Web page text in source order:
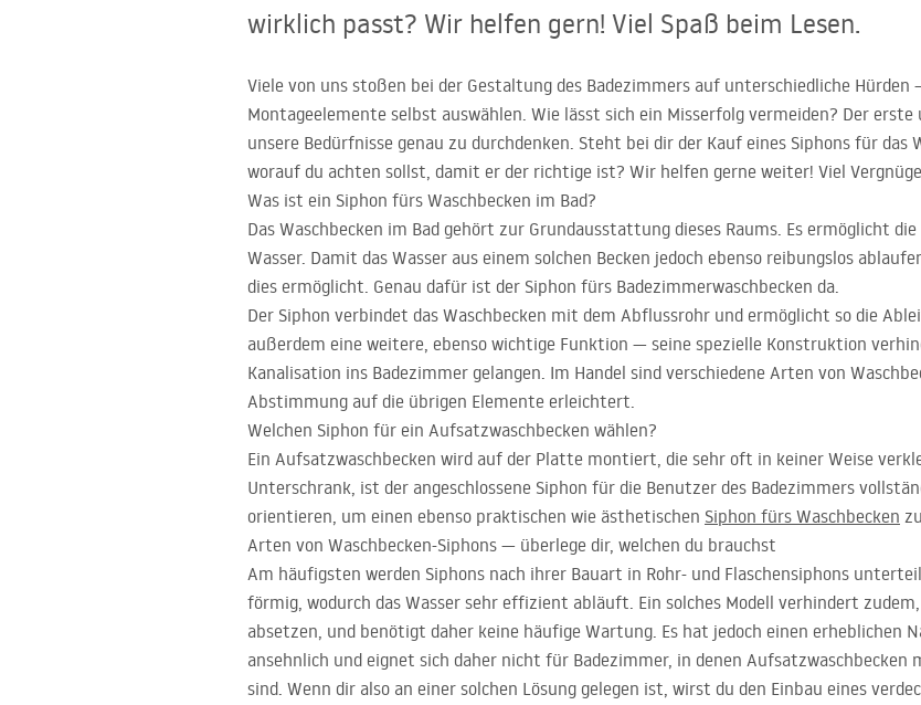
Badezimmerzubehör und Möbel
wirklich passt? Wir helfen gern! Viel Spaß beim Lesen.
Viele von uns stoßen bei der Gestaltung des Badezimmers auf unterschiedliche
Montageelemente selbst auswählen. Wie lässt sich ein Misserfolg vermeiden? Der
unsere Bedürfnisse genau zu durchdenken. Steht bei dir der Kauf eines Siphons für das
worauf du achten sollst, damit er der richtige ist? Wir helfen gerne weiter! Viel
Was ist ein Siphon fürs Waschbecken im Bad?
Das Waschbecken im Bad gehört zur Grundausstattung dieses Raums. Es ermöglicht
Wasser. Damit das Wasser aus einem solchen Becken jedoch ebenso reibungslos
dies ermöglicht. Genau dafür ist der Siphon fürs Badezimmerwaschbecken da.
Der Siphon verbindet das Waschbecken mit dem Abflussrohr und ermöglicht so die
außerdem eine weitere, ebenso wichtige Funktion — seine spezielle Konstruktion
Kanalisation ins Badezimmer gelangen. Im Handel sind verschiedene Arten von
Abstimmung auf die übrigen Elemente erleichtert.
Welchen Siphon für ein Aufsatzwaschbecken wählen?
Ein Aufsatzwaschbecken wird auf der Platte montiert, die sehr oft in keiner Weise
Unterschrank, ist der angeschlossene Siphon für die Benutzer des Badezimmers
orientieren, um einen ebenso praktischen wie ästhetischen Siphon fürs Waschbecken
Arten von Waschbecken-Siphons — überlege dir, welchen du brauchst
Am häufigsten werden Siphons nach ihrer Bauart in Rohr- und Flaschensiphons
förmig, wodurch das Wasser sehr effizient abläuft. Ein solches Modell verhindert
absetzen, und benötigt daher keine häufige Wartung. Es hat jedoch einen erheblichen
ansehnlich und eignet sich daher nicht für Badezimmer, in denen
sind. Wenn dir also an einer solchen Lösung gelegen ist, wirst du den Einbau eines